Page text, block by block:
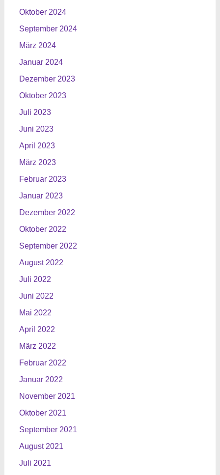
Oktober 2024
September 2024
März 2024
Januar 2024
Dezember 2023
Oktober 2023
Juli 2023
Juni 2023
April 2023
März 2023
Februar 2023
Januar 2023
Dezember 2022
Oktober 2022
September 2022
August 2022
Juli 2022
Juni 2022
Mai 2022
April 2022
März 2022
Februar 2022
Januar 2022
November 2021
Oktober 2021
September 2021
August 2021
Juli 2021